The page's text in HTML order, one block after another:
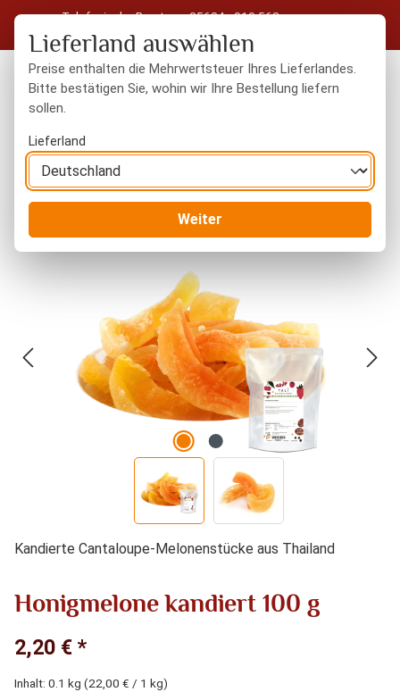
Zum Hauptinhalt springen
Telefonische Beratung: 05604 - 919 563
Kostenloser Versand in Deutschland ab 50 € Warenwert
Kandierte Cantaloupe-Melonenstücke aus Thailand
Honigmelone kandiert 100 g
2,20 € *
Inhalt: 0.1 kg (22,00 € / 1 kg)
Lieferland auswählen
Preise enthalten die Mehrwertsteuer Ihres Lieferlandes.
Bitte bestätigen Sie, wohin wir Ihre Bestellung liefern
sollen.
Lieferland
Weiter